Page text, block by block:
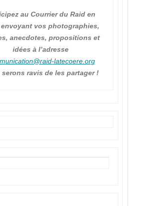
au Courrier du Raid en
vos photographies,
anecdotes, propositions et
idées à l’adresse
latecoere.org
serons ravis de les partager !